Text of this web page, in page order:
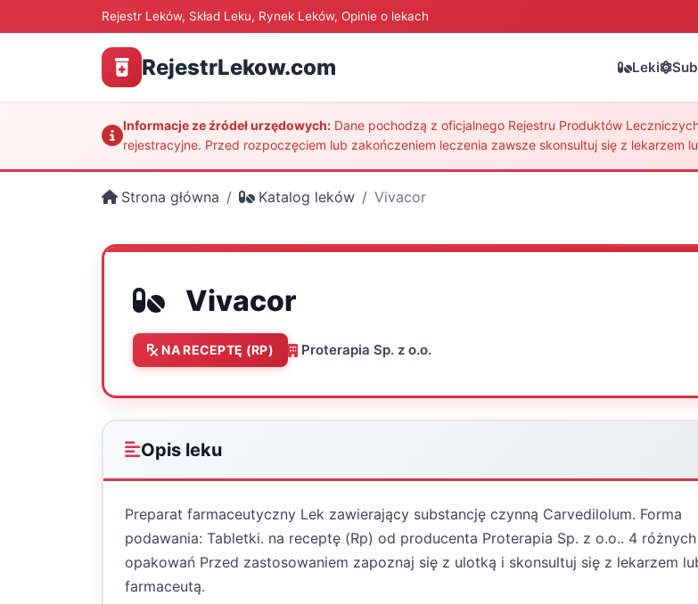
Rejestr Leków, Skład Leku, Rynek Leków, Opinie o lekach
RejestrLekow.com Leki
Informacje ze źródeł urzędowych: Dane pochodzą z oficjalnego Rejestru Produktów
rejestracyjne. Przed rozpoczęciem lub zakończeniem leczenia zawsze skonsultuj się z lekarzem
Strona główna Katalog leków Vivacor
Vivacor
NA RECEPTĘ (RP) Proterapia Sp. z o.o.
Opis leku
Preparat farmaceutyczny Lek zawierający substancję czynną Carvedilolum. Forma
podawania: Tabletki. na receptę (Rp) od producenta Proterapia Sp. z o.o.. 4 różnych
opakowań Przed zastosowaniem zapoznaj się z ulotką i skonsultuj się z lekarzem
farmaceutą.